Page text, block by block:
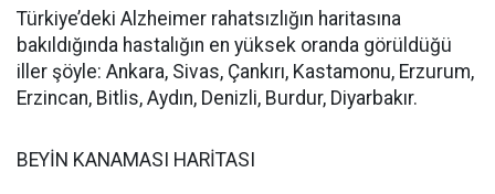
Türkiye’deki Alzheimer rahatsızlığın haritasına
bakıldığında hastalığın en yüksek oranda görüldüğü
iller şöyle: Ankara, Sivas, Çankırı, Kastamonu, Erzurum,
Erzincan, Bitlis, Aydın, Denizli, Burdur, Diyarbakır.
BEYİN KANAMASI HARİTASI